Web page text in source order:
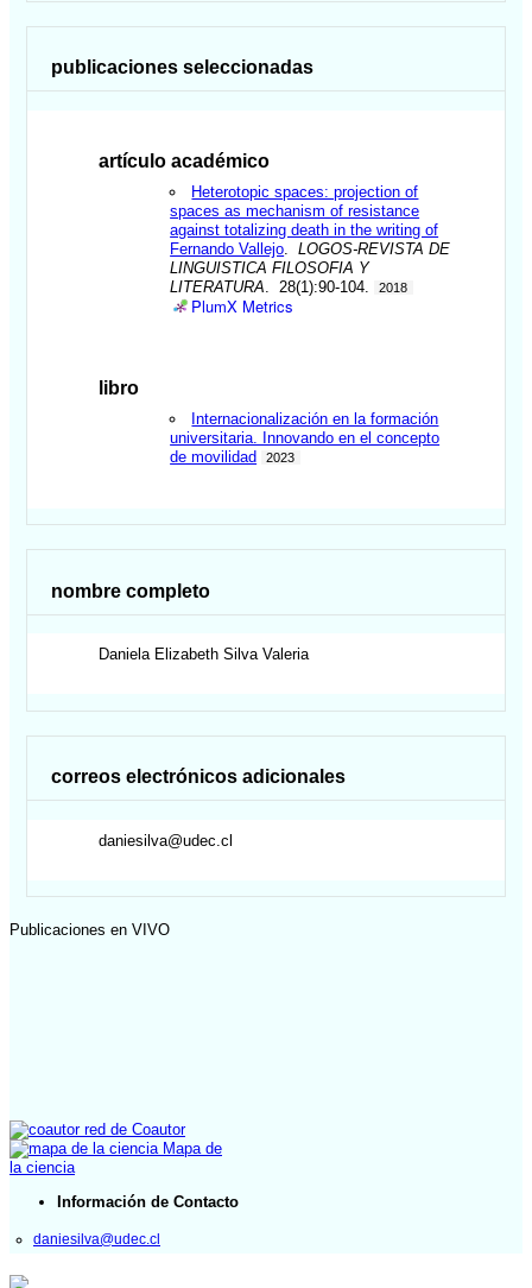
publicaciones seleccionadas
artículo académico
Heterotopic spaces: projection of
spaces as mechanism of resistance
against totalizing death in the writing of
Fernando Vallejo.LOGOS-REVISTA DE
LINGUISTICA FILOSOFIA Y
LITERATURA. 28(1):90-104. 2018
PlumX Metrics
libro
Internacionalización en la formación
universitaria. Innovando en el concepto
de movilidad
2023
nombre completo
Daniela Elizabeth Silva Valeria
correos electrónicos adicionales
daniesilva@udec.cl
Publicaciones en VIVO
red de Coautor
Mapa de
la ciencia
Información de Contacto
daniesilva@udec.cl